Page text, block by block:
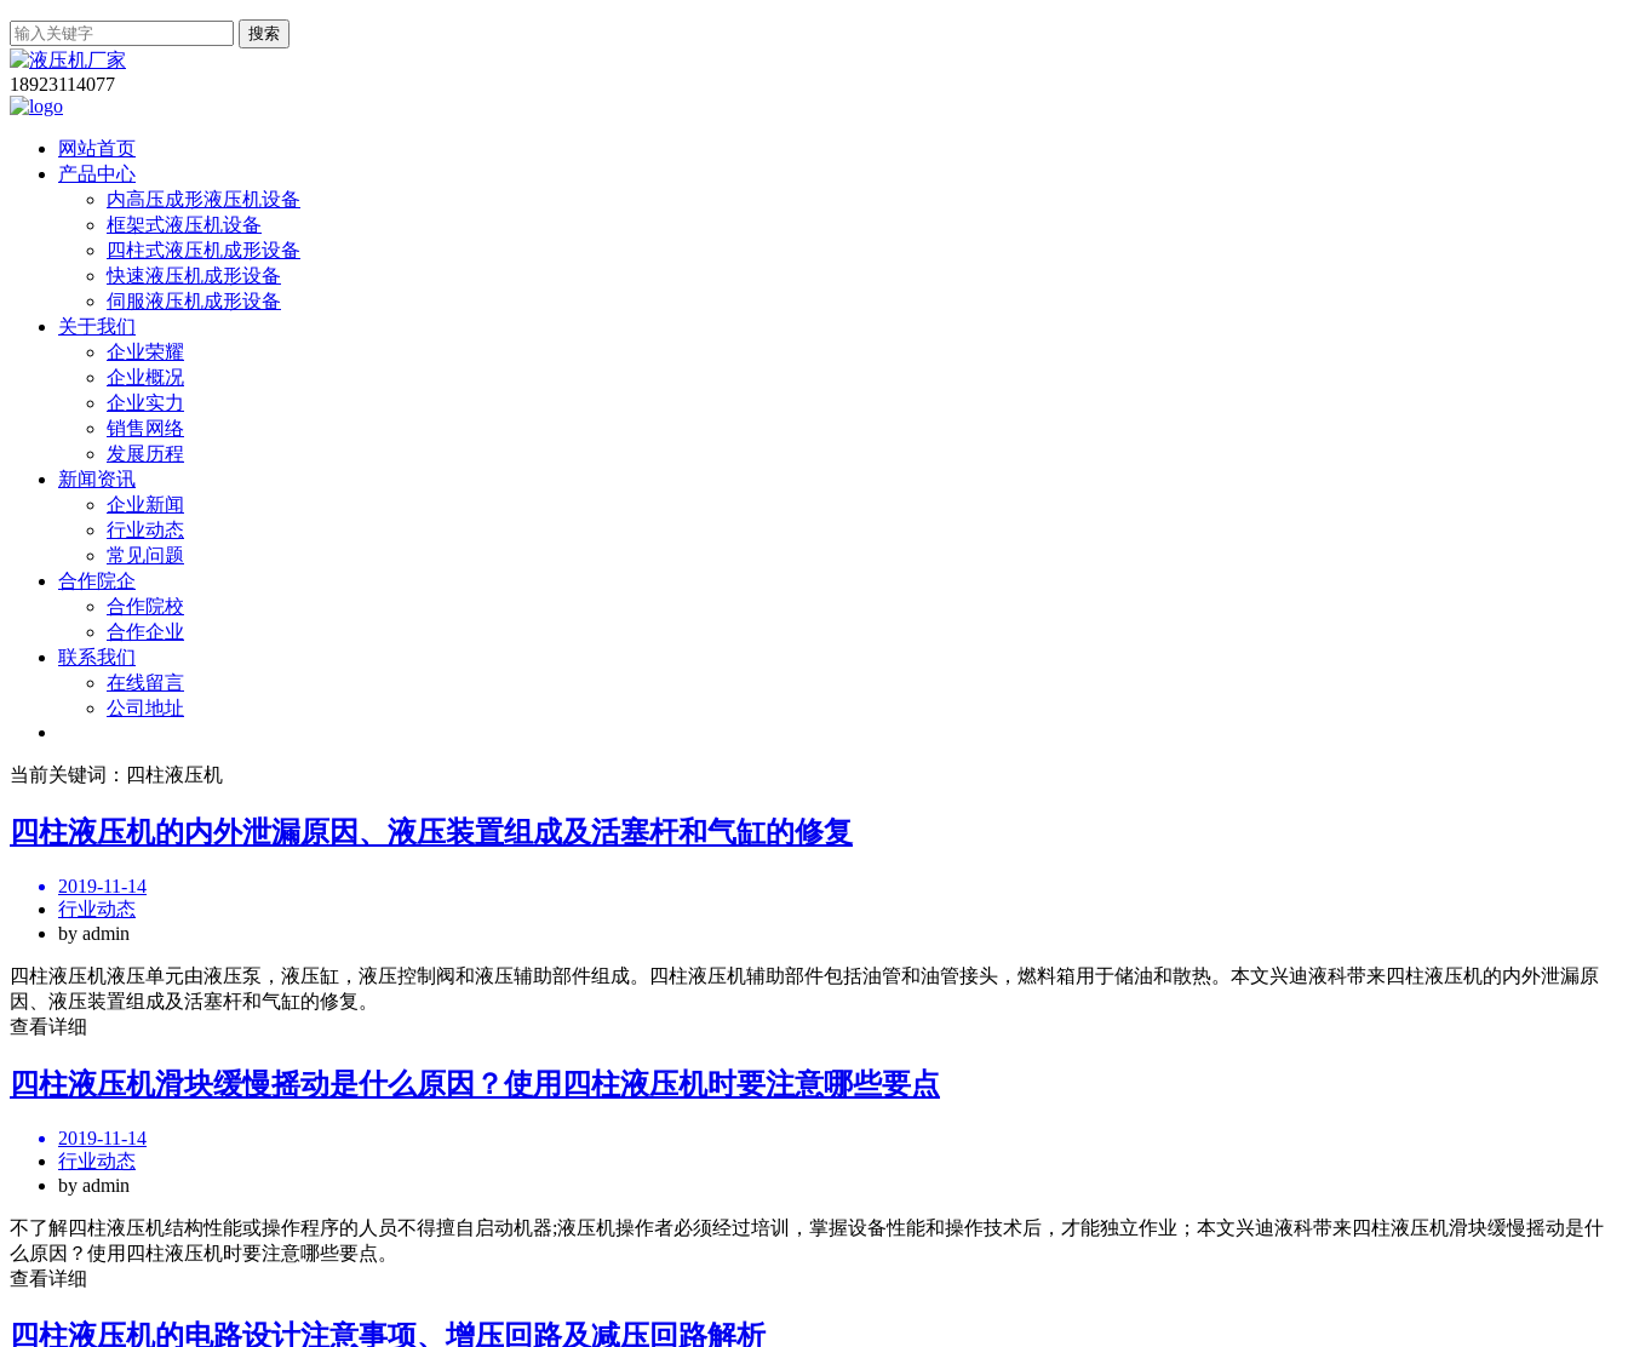
搜索
18923114077
网站首页
产品中心
内高压成形液压机设备
框架式液压机设备
四柱式液压机成形设备
快速液压机成形设备
伺服液压机成形设备
关于我们
企业荣耀
企业概况
企业实力
销售网络
发展历程
新闻资讯
企业新闻
行业动态
常见问题
合作院企
合作院校
合作企业
联系我们
在线留言
公司地址
当前关键词：四柱液压机
四柱液压机的内外泄漏原因、液压装置组成及活塞杆和气缸的修复
2019-11-14
行业动态
by admin
四柱液压机液压单元由液压泵，液压缸，液压控制阀和液压辅助部件组成。四柱液压机辅助部件包括油管和油管接头，燃料箱用于储油和散热。本文兴迪液科带来四柱液压机的内外泄漏原
因、液压装置组成及活塞杆和气缸的修复。
查看详细
四柱液压机滑块缓慢摇动是什么原因？使用四柱液压机时要注意哪些要点
2019-11-14
行业动态
by admin
不了解四柱液压机结构性能或操作程序的人员不得擅自启动机器;液压机操作者必须经过培训，掌握设备性能和操作技术后，才能独立作业；本文兴迪液科带来四柱液压机滑块缓慢摇动是什
么原因？使用四柱液压机时要注意哪些要点。
查看详细
四柱液压机的电路设计注意事项、增压回路及减压回路解析